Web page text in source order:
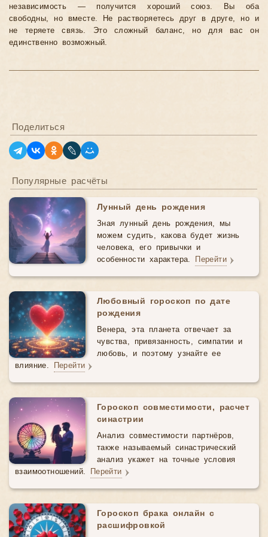
независимость — получится хороший союз. Вы оба
свободны, но вместе. Не растворяетесь друг в друге, но и
не теряете связь. Это сложный баланс, но для вас он
единственно возможный.
Поделиться
Популярные расчёты
Лунный день рождения
Зная лунный день рождения, мы
можем судить, какова будет жизнь
человека, его привычки и
особенности характера. Перейти
Любовный гороскоп по дате
рождения
Венера, эта планета отвечает за
чувства, привязанность, симпатии и
любовь, и поэтому узнайте ее
влияние. Перейти
Гороскоп совместимости, расчет
синастрии
Анализ совместимости партнёров,
также называемый синастрический
анализ укажет на точные условия
взаимоотношений. Перейти
Гороскоп брака онлайн с
расшифровкой